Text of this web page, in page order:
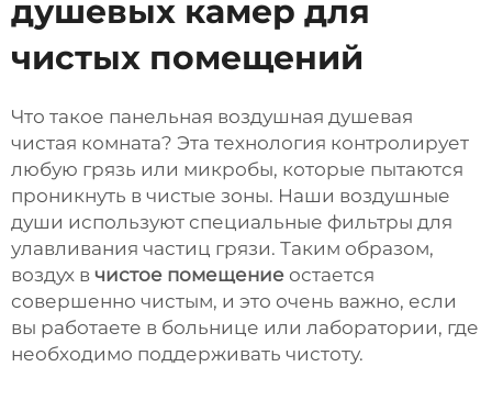
душевых камер для
чистых помещений
Что такое панельная воздушная душевая
чистая комната? Эта технология контролирует
любую грязь или микробы, которые пытаются
проникнуть в чистые зоны. Наши воздушные
души используют специальные фильтры для
улавливания частиц грязи. Таким образом,
воздух в чистое помещение остается
совершенно чистым, и это очень важно, если
вы работаете в больнице или лаборатории, где
необходимо поддерживать чистоту.